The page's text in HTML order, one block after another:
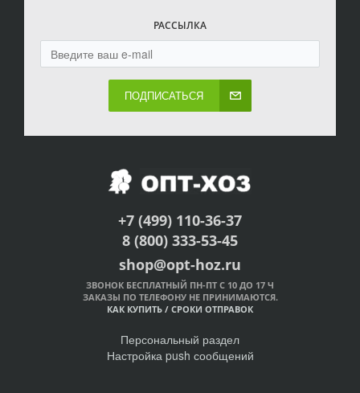
РАССЫЛКА
ПОДПИСАТЬСЯ
+7 (499) 110-36-37
8 (800) 333-53-45
shop@opt-hoz.ru
ЗВОНОК БЕСПЛАТНЫЙ ПН-ПТ С 10 ДО 17 Ч
ЗАКАЗЫ ПО ТЕЛЕФОНУ НЕ ПРИНИМАЮТСЯ.
КАК КУПИТЬ / СРОКИ ОТПРАВОК
Персональный раздел
Настройка push сообщений